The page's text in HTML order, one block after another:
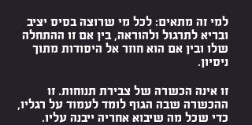
למי זה מתאים: לכל מי שרוצה בסיס יציב
ובריא לתרגול ולהוראה, בין אם זו ההתחלה
שלו ובין אם הוא חוזר אל היסודות מתוך
ניסיון.
זו אינה הכשרה של צבירת תנוחות. זו
ההכשרה שבה הגוף לומד לעמוד על רגליו,
כדי שכל מה שיבוא אחריה ייבנה עליו.